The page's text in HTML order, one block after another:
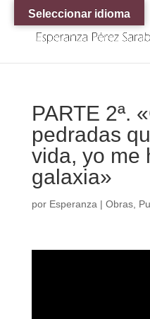
PARTE 2ª.
pedradas
vida, yo me
galaxia»
por Esperanza | Obras,
Seleccionar idioma